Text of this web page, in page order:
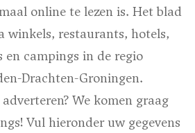
online te lezen is. Het blad
winkels, restaurants, hotels,
en campings in de regio
Drachten-Groningen.
We komen graag
Vul hieronder uw gegevens